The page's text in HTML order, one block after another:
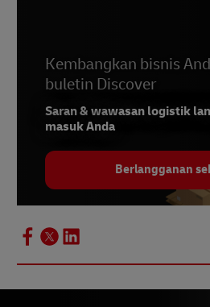
Kembangkan bisnis
buletin Discover
Saran & wawasan logistik
masuk Anda
Berlangganan